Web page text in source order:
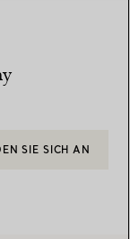
SIE SICH AN